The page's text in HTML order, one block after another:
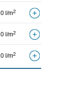
0 l/m2
0 l/m2
0 l/m2